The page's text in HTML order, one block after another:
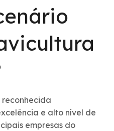
e alto nível de
empresas do